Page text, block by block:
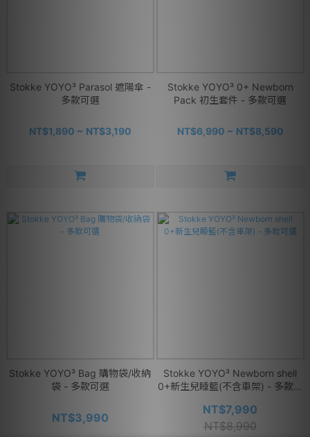
Stokke YOYO³ Parasol 遮陽傘 -
多款可選
NT$1,890 ~ NT$3,190
Stokke YOYO³ 0+ Newborn
Pack 初生套件 - 多款可選
NT$6,990 ~ NT$8,590
Stokke YOYO³ Bag 購物袋/收納
袋 - 多款可選
NT$3,990
Stokke YOYO³ Newborn shell
0+新生兒睡籃(不含車架) - 多款可
NT$7,990
NT$8,990